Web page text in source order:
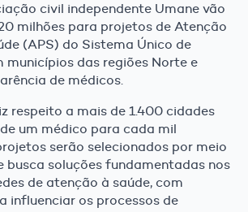
civil independente Umane vão
milhões para projetos de Atenção
(APS) do Sistema Único de
municípios das regiões Norte e
de médicos.
respeito a mais de 1.400 cidades
um médico para cada mil
serão selecionados por meio
busca soluções fundamentadas nos
de atenção à saúde, com
influenciar os processos de